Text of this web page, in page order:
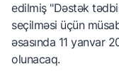
edilmiş "Dəstək
seçilməsi üçün
əsasında 11 yanvar
olunacaq.